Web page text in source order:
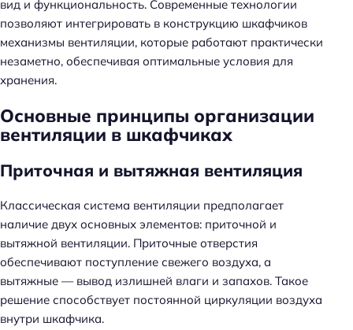
вид и функциональность. Современные технологии
позволяют интегрировать в конструкцию шкафчиков
механизмы вентиляции, которые работают практически
незаметно, обеспечивая оптимальные условия для
хранения.
Основные принципы организации
вентиляции в шкафчиках
Приточная и вытяжная вентиляция
Классическая система вентиляции предполагает
наличие двух основных элементов: приточной и
вытяжной вентиляции. Приточные отверстия
обеспечивают поступление свежего воздуха, а
вытяжные — вывод излишней влаги и запахов. Такое
решение способствует постоянной циркуляции воздуха
внутри шкафчика.